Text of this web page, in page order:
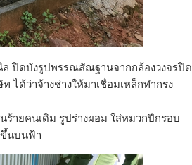
ปิดบังรูปพรรณสัณฐานจากกล้องวงจรปิด
ได้ว่าจ้างช่างให้มาเชื่อมเหล็กทำกรง
ายคนเดิม รูปร่างผอม ใส่หมวกปีกรอบ
ขึ้นบนฟ้า